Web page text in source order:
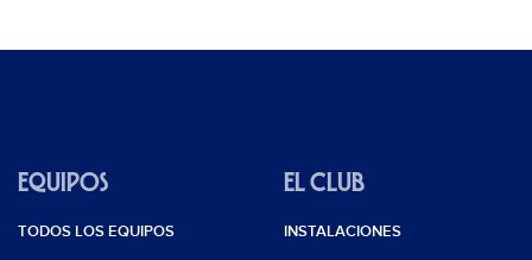
EQUIPOS
TODOS LOS EQUIPOS
EL CLUB
INSTALACIONES